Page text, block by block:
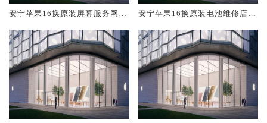
安宁苹果16换原装屏幕服务网点
安宁苹果16换原装电池维修店大